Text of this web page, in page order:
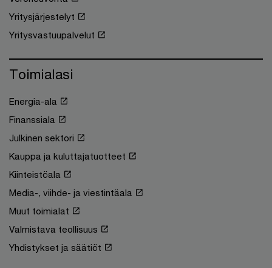
Yritysjärjestelyt
Yritysvastuupalvelut
Toimialasi
Energia-ala
Finanssiala
Julkinen sektori
Kauppa ja kuluttajatuotteet
Kiinteistöala
Media-, viihde- ja viestintäala
Muut toimialat
Valmistava teollisuus
Yhdistykset ja säätiöt